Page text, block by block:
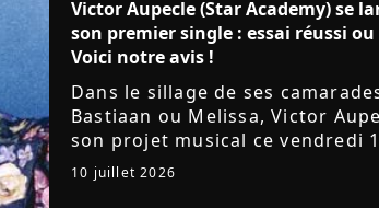
Victor Aupecle (Star Academy) se
son premier single : essai réussi
Voici notre avis !
Dans le sillage de ses
Bastiaan ou Melissa, Victor
son projet musical ce vendredi
avec la parution du single Je fais
mieux. Le demi-finaliste...
10 juillet 2026